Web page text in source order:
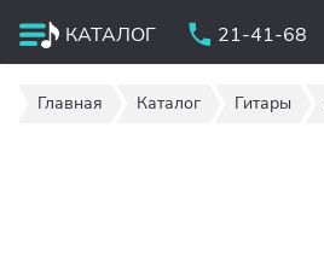
КАТАЛОГ 21-41-68
Главная Каталог Гитары